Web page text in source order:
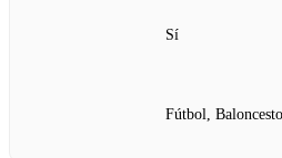
Sí
Fútbol, Baloncesto